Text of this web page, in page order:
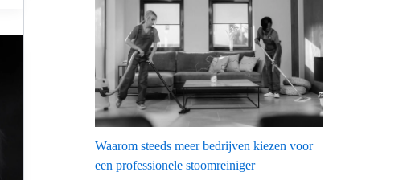
Waarom steeds meer bedrijven kiezen voor
een professionele stoomreiniger